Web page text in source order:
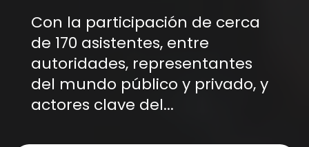
Con la participación de cerca
de 170 asistentes, entre
autoridades, representantes
del mundo público y privado, y
actores clave del...